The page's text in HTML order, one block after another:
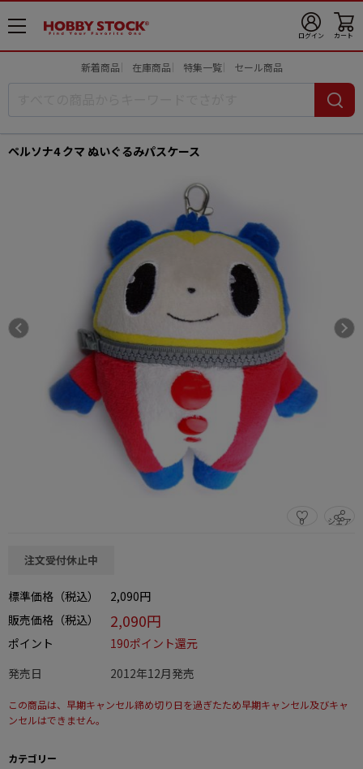
メ
ニ
ログイン カート
新着商品 在庫商品 特集一覧 セール商品
ペルソナ4 クマ ぬいぐるみパスケース
0 シェア
この商品をシェアする
注文受付休止中
標準価格（税込）
2,090円
販売価格（税込）
2,090円
ポイント
190ポイント還元
発売日
2012年12月発売
この商品は、早期キャンセル締め切り日を過ぎたため早期キャンセル及びキャ
ンセルはできません。
カテゴリー